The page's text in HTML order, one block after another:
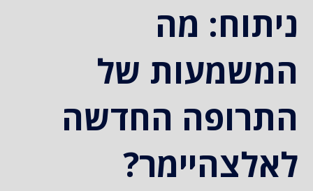
ניתוח: מה
המשמעות של
התרופה החדשה
לאלצהיימר?